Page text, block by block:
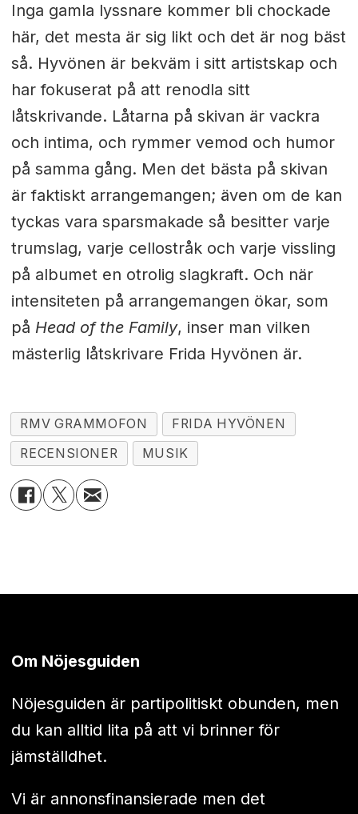
Inga gamla lyssnare kommer bli chockade
här, det mesta är sig likt och det är nog bäst
så. Hyvönen är bekväm i sitt artistskap och
har fokuserat på att renodla sitt
låtskrivande. Låtarna på skivan är vackra
och intima, och rymmer vemod och humor
på samma gång. Men det bästa på skivan
är faktiskt arrangemangen; även om de kan
tyckas vara sparsmakade så besitter varje
trumslag, varje cellostråk och varje vissling
på albumet en otrolig slagkraft. Och när
intensiteten på arrangemangen ökar, som
på Head of the Family, inser man vilken
mästerlig låtskrivare Frida Hyvönen är.
RMV GRAMMOFON
FRIDA HYVÖNEN
RECENSIONER
MUSIK
Om Nöjesguiden
Nöjesguiden är partipolitiskt obunden, men
du kan alltid lita på att vi brinner för
jämställdhet.
Vi är annonsfinansierade men det